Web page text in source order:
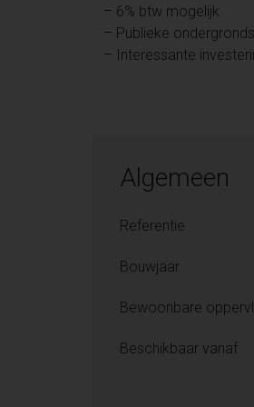
– 6% btw mogelijk
– Publieke
– Interessante
Algemeen
Referentie
Bouwjaar
Bewoonbare
Beschikbaar vanaf